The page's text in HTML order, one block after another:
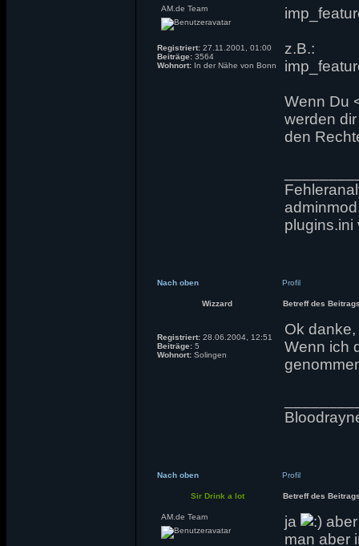
AM.de Team
Registriert: 27.11.2001, 01:00
Beiträge: 3564
Wohnort: In der Nähe von Bonn
z.B.:
Wenn Du
werden
den
Nach oben Profil
Wizzard Betreff des
Registriert: 28.06.2004, 12:51
Beiträge: 5
Wohnort: Solingen
Ok danke,
Wenn ich
Nach oben Profil
Sir Drink a lot Betreff des
AM.de Team ja
man aber